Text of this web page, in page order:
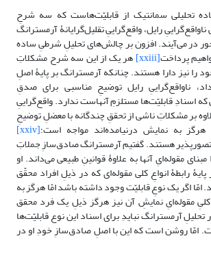
تحلیلی سمانتیک از قابلیّت‌هاست که سه شرحِ
رایل، واقع‌گراییِ تقلیل‌گرایانۀ آرمسترانگ
در می‌آیند. افزون بر چالش‌های تحلیلِ شرطیِ ساده
پرداخت[xxiii] هر یک از این سه شرح مشکلاتِ
را نیز دارا هستند. چنانکه آرمسترانگ بر پایۀ اصلِ
ناواقع‌گراییِ رایل توضیحِ مناسبی برای صدقِ
اسنادِ قابلیّت‌ها مستلزمِ آنهاست ندارد. واقع‌گراییِ
بر مشکلاتِ ناشی از تحققِ چندگانه با معضلِ توضیحِ
هرگز به نمایش درنیامده‌اند مواجه است؛[xxiv]
هستند. گفتیم آرمسترانگ صادق‌سازِ جملاتِ
مقوله‌ایِ آنها به علاوۀ قوانینِ طبیعی می‌داند. او
پایۀ رابطۀ انواعِ کلی مقوله‌ای که در ذیلِ افراد محقّق
اگر یک نوعِ قابلیّت وجود داشته باشد امّا هرگز به
مقوله‌ایِ نمایشِ آن نیز هرگز ذیلِ یک فرد محقق
آرمسترانگ نبایدِ برای اسناد این نوع قابلیّت‌ها
امّا روشن است که این با اصلِ صادق‌سازِ خودِ او در